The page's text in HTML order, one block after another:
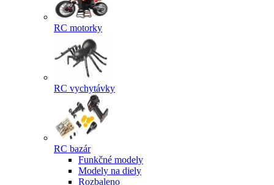
RC motorky
RC vychytávky
RC bazár
Funkčné modely
Modely na diely
Rozbaleno